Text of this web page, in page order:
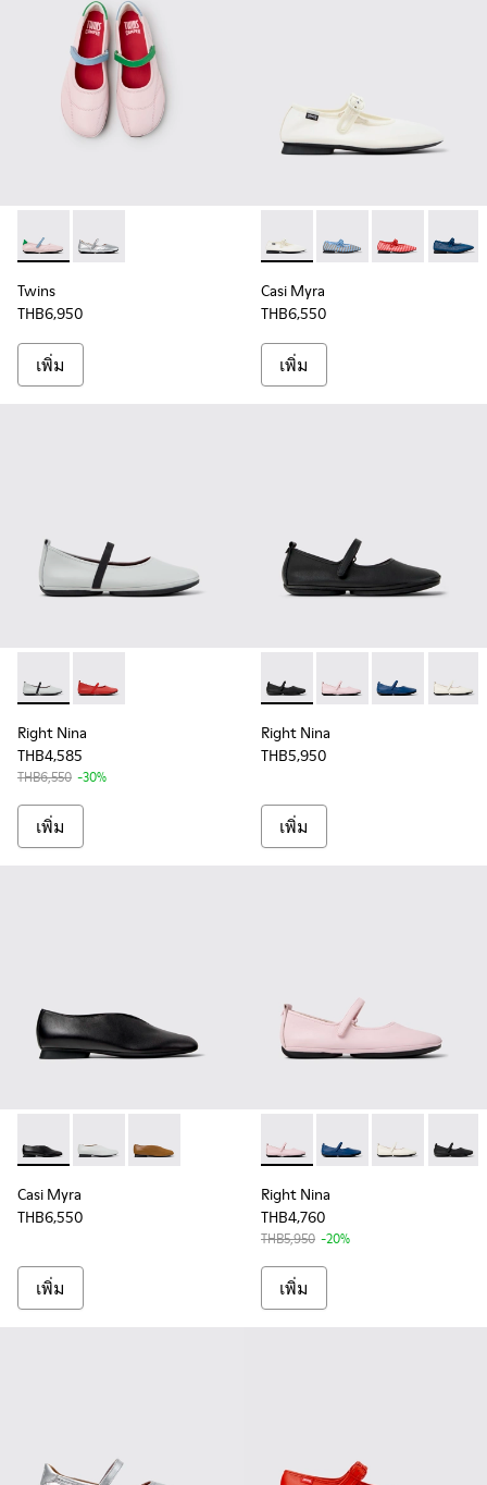
Twins - K201968-003 - รองเท้าบัลเลริน่าหนังหลากสีสําหรับผู้
Twins - K201968-006 - รองเท้าบัลเลริน่าหนังสีเทาสํ
Twins
THB6,950
เพิ่ม
Casi Myra - K201628-002
Casi Myra - K201628-
Casi Myra -
Casi
Casi Myra
THB6,550
เพิ่ม
Right Nina - K201643-017 - รองเท้าบัลเลริน่าหนังสีเทาสําหรั
Right Nina - K201643-015 - รองเท้าบัลเลริน่าหนังสีแ
Right Nina
THB4,585
THB6,550 -30%
เพิ่ม
Right Nina - K201365-021
Right Nina -Right Nina -
Right
Right Nina
THB5,950
เพิ่ม
Casi Myra - K201751-001 - รองเท้าบัลเลริน่าหนังสีดําสําหรับผู้
Casi Myra - K201751-010 - รองเท้าบัลเลริน่าหนังสีเท
Casi Myra - K201751-009 - รองเท้าบัลเลริน่
Casi Myra
THB6,550
เพิ่ม
Right Nina - K201365-034
Right Nina -Right Nina -
Right
Right Nina
THB4,760
THB5,950 -20%
เพิ่ม